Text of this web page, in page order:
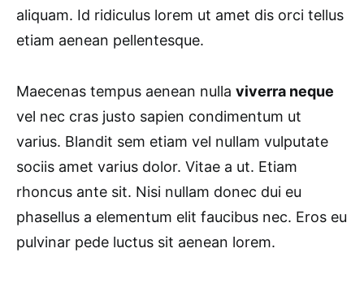
aliquam. Id ridiculus lorem ut amet dis orci tellus
etiam aenean pellentesque.
Maecenas tempus aenean nulla viverra neque
vel nec cras justo sapien condimentum ut
varius. Blandit sem etiam vel nullam vulputate
sociis amet varius dolor. Vitae a ut. Etiam
rhoncus ante sit. Nisi nullam donec dui eu
phasellus a elementum elit faucibus nec. Eros eu
pulvinar pede luctus sit aenean lorem.